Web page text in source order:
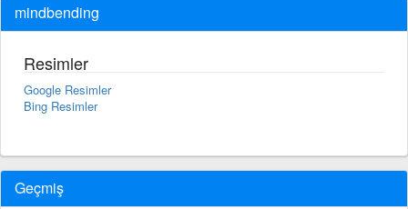
mindbending
Resimler
Google Resimler
Bing Resimler
Geçmiş